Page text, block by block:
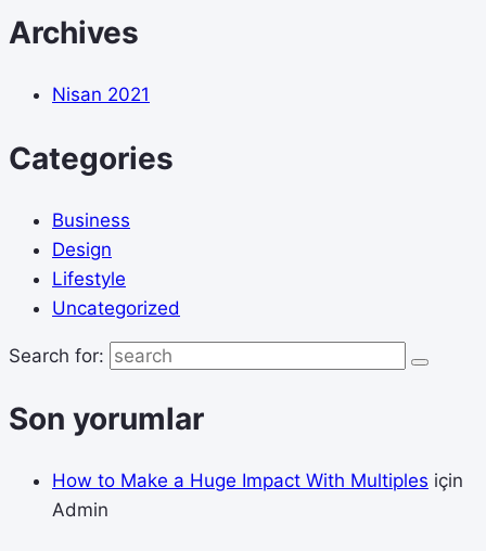
Archives
Nisan 2021
Categories
Business
Design
Lifestyle
Uncategorized
Search for:
Son yorumlar
How to Make a Huge Impact With Multiples için
Admin